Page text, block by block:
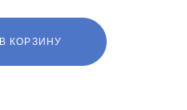
В КОРЗИНУ